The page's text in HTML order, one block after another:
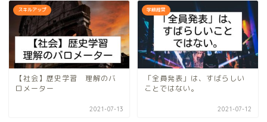
スキルアップ
【社会】歴史学習 理解のバ
ロメーター
2021-07-13
学級経営
「全員発表」は、すばらしい
ことではない。
2021-07-12